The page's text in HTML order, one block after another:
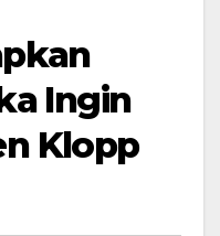
Ingin
Klopp